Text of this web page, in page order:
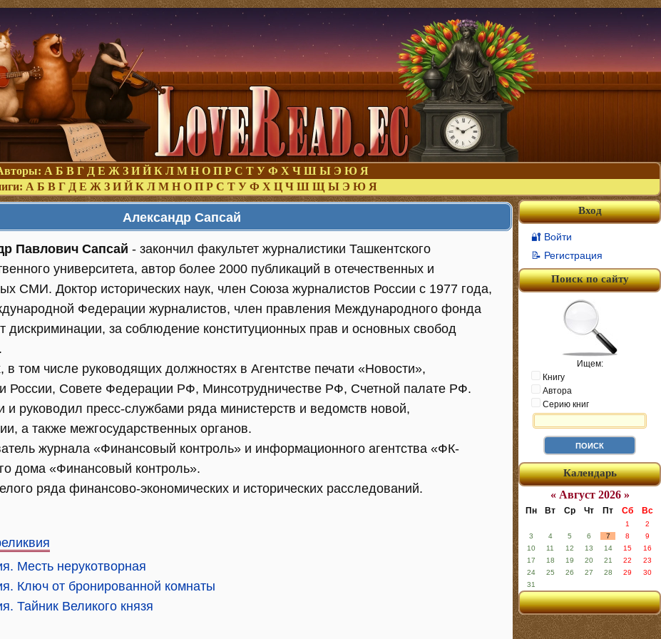
А Б В Г Д Е Ж З И Й К Л М Н О П Р С Т У Ф Х Ч Ш Ы Э Ю Я
А Б В Г Д Е Ж З И Й К Л М Н О П Р С Т У Ф Х Ц Ч Ш Щ Ы Э Ю Я
Александр Сапсай
Павлович Сапсай - закончил факультет журналистики Ташкентского
университета, автор более 2000 публикаций в отечественных и
СМИ. Доктор исторических наук, член Союза журналистов России с 1977 года,
Федерации журналистов, член правления Международного фонда
дискриминации, за соблюдение конституционных прав и основных свобод
в том числе руководящих должностях в Агентстве печати «Новости»,
России, Совете Федерации РФ, Минсотрудничестве РФ, Счетной палате РФ.
и руководил пресс-службами ряда министерств и ведомств новой,
а также межгосударственных органов.
журнала «Финансовый контроль» и информационного агентства «ФК-
дома «Финансовый контроль».
ряда финансово-экономических и исторических расследований.
Месть нерукотворная
Ключ от бронированной комнаты
Тайник Великого князя
Вход
🔐 Войти
📝 Регистрация
Поиск по сайту
Ищем:
Книгу
Автора
Серию книг
Календарь
« Август 2026 »
Пн Вт Ср Чт Пт Сб Вс
1
2
3
4 5 6 7 8
9
10
11 12 13 14 15
16
17
18 19 20 21 22
23
24
25 26 27 28 29
30
31